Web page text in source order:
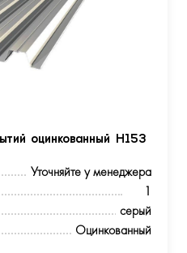
оцинкованный Н153
Уточняйте у менеджера
1
серый
Оцинкованный